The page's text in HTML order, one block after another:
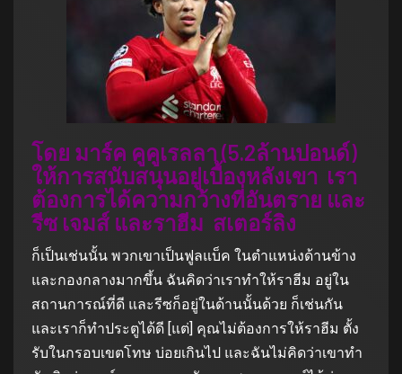
โดย มาร์ค คูคูเรลลา (5.2ล้านปอนด์)
ให้การสนับสนุนอยู่เบื้องหลังเขา เรา
ต้องการได้ความกว้างที่อันตราย และ
รีซ เจมส์ และราฮีม สเตอร์ลิง
ก็เป็นเช่นนั้น พวกเขาเป็นฟูลแบ็ค ในตำแหน่งด้านข้าง
และกองกลางมากขึ้น ฉันคิดว่าเราทำให้ราฮีม อยู่ใน
สถานการณ์ที่ดี และรีซก็อยู่ในด้านนั้นด้วย ก็เช่นกัน
และเราก็ทำประตูได้ดี [แต่] คุณไม่ต้องการให้ราฮีม ตั้ง
รับในกรอบเขตโทษ บ่อยเกินไป และฉันไม่คิดว่าเขาทำ